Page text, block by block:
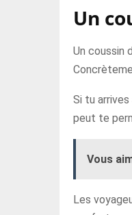
Un
Un coussin
Si tu
peut te
Vous
Les